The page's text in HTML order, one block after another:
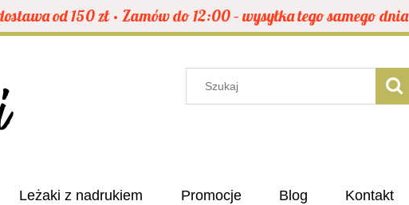
od 150 zł • Zamów do 12:00 – wysyłka tego samego dnia
Leżaki z nadrukiem Promocje Blog Kontakt